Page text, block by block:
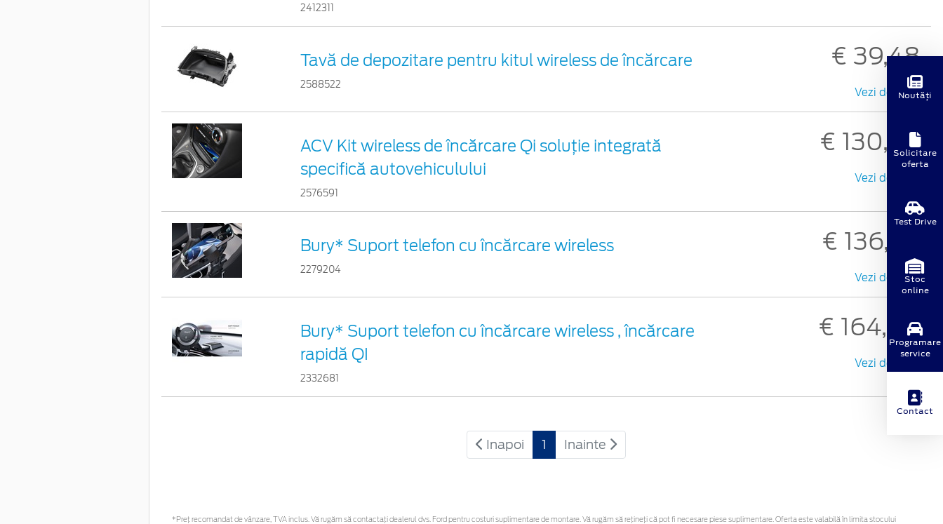
2412311
Tavă de depozitare pentru kitul wireless de încărcare
2588522
€ 39,48
Vezi detalii
ACV Kit wireless de încărcare Qi soluție integrată
specifică autovehiculului
2576591
€ 130,30
Vezi detalii
Bury* Suport telefon cu încărcare wireless
2279204
€ 136,56
Vezi detalii
Bury* Suport telefon cu încărcare wireless , încărcare
rapidă QI
2332681
€ 164,08
Vezi detalii
Inapoi 1 Inainte
*Preţ recomandat de vânzare, TVA inclus. Vă rugăm să contactaţi dealerul dvs. Ford pentru costuri suplimentare de montare. Vă rugăm să rețineți că pot fi necesare piese suplimentare. Oferta este valabilă în limita stocului
Noutăți
Solicitare
oferta
Test Drive
Stoc
online
Programare
service
Contact